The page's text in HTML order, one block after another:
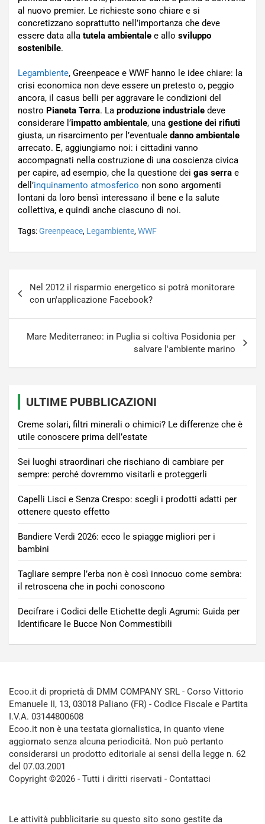
al nuovo premier. Le richieste sono chiare e si
concretizzano soprattutto nell’importanza che deve
essere data alla tutela ambientale e allo sviluppo
sostenibile.
Legambiente, Greenpeace e WWF hanno le idee chiare: la
crisi economica non deve essere un pretesto o, peggio
ancora, il casus belli per aggravare le condizioni del
nostro Pianeta Terra. La produzione industriale deve
considerare l’impatto ambientale, una gestione dei rifiuti
giusta, un risarcimento per l’eventuale danno ambientale
arrecato. E, aggiungiamo noi: i cittadini vanno
accompagnati nella costruzione di una coscienza civica
per capire, ad esempio, che la questione dei gas serra e
dell’inquinamento atmosferico non sono argomenti
lontani da loro bensì interessano il bene e la salute
collettiva, e quindi anche ciascuno di noi.
Tags:Greenpeace, Legambiente,WWF
articoli
Nel 2012 il risparmio energetico si potrà monitorare
con un'applicazione Facebook?
Mare Mediterraneo: in Puglia si coltiva Posidonia per
salvare l'ambiente marino
ULTIME PUBBLICAZIONI
Creme solari, filtri minerali o chimici? Le differenze che è
utile conoscere prima dell’estate
Sei luoghi straordinari che rischiano di cambiare per
sempre: perché dovremmo visitarli e proteggerli
Capelli Lisci e Senza Crespo: scegli i prodotti adatti per
ottenere questo effetto
Bandiere Verdi 2026: ecco le spiagge migliori per i
bambini
Tagliare sempre l’erba non è così innocuo come sembra:
il retroscena che in pochi conoscono
Decifrare i Codici delle Etichette degli Agrumi: Guida per
Identificare le Bucce Non Commestibili
Ecoo.it di proprietà di DMM COMPANY SRL - Corso Vittorio
Emanuele II, 13, 03018 Paliano (FR) - Codice Fiscale e Partita
I.V.A. 03144800608
Ecoo.it non è una testata giornalistica, in quanto viene
aggiornato senza alcuna periodicità. Non può pertanto
considerarsi un prodotto editoriale ai sensi della legge n. 62
del 07.03.2001
Copyright ©2026 - Tutti i diritti riservati - Contattaci
Le attività pubblicitarie su questo sito sono gestite da